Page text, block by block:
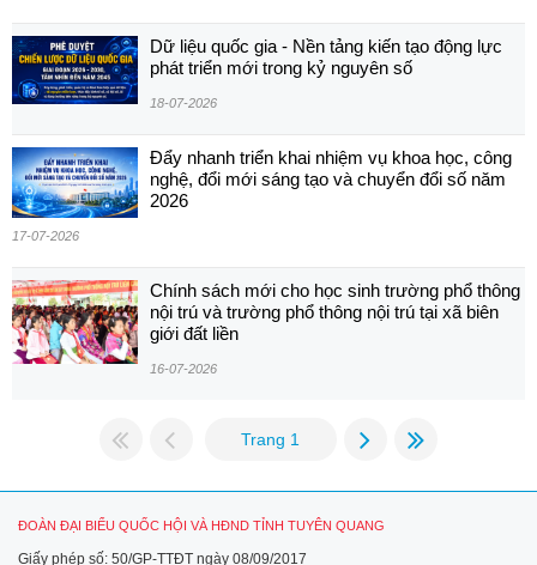
Dữ liệu quốc gia - Nền tảng kiến tạo động lực
phát triển mới trong kỷ nguyên số
18-07-2026
Đẩy nhanh triển khai nhiệm vụ khoa học, công
nghệ, đổi mới sáng tạo và chuyển đổi số năm
2026
17-07-2026
Chính sách mới cho học sinh trường phổ thông
nội trú và trường phổ thông nội trú tại xã biên
giới đất liền
16-07-2026
Trang 1
ĐOÀN ĐẠI BIỂU QUỐC HỘI VÀ HĐND TỈNH TUYÊN QUANG
Giấy phép số: 50/GP-TTĐT ngày 08/09/2017